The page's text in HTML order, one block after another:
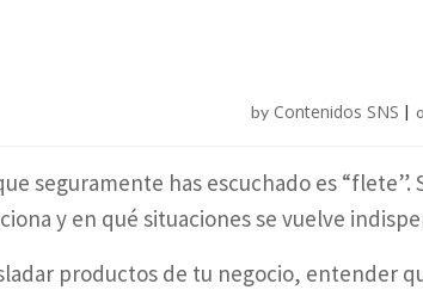
by Contenidos SNS |
seguramente has escuchado es “flete”.
y en qué situaciones se vuelve
productos de tu negocio, entender